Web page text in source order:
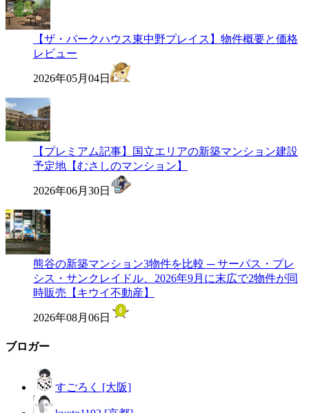
【ザ・パークハウス東中野プレイス】物件概要と価格
レビュー
2026年05月04日
【プレミアム記事】国立エリアの新築マンション建設
予定地【むさしのマンション】
2026年06月30日
熊谷の新築マンション3物件を比較 ─ サーパス・プレ
シス・サンクレイドル、2026年9月に末広で2物件が同
時販売【キウイ不動産】
2026年08月06日
ブロガー
すごろく [大阪]